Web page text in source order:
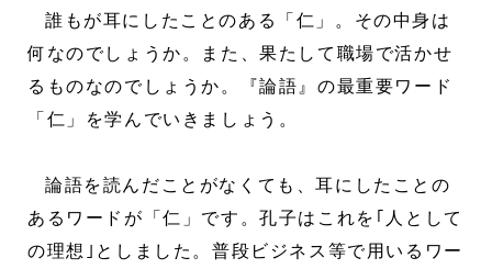
誰もが耳にしたことのある「仁」。その中身は
何なのでしょうか。また、果たして職場で活かせ
るものなのでしょうか。『論語』の最重要ワード
「仁」を学んでいきましょう。
論語を読んだことがなくても、耳にしたことの
あるワードが「仁」です。孔子はこれを｢人として
の理想｣としました。普段ビジネス等で用いるワー